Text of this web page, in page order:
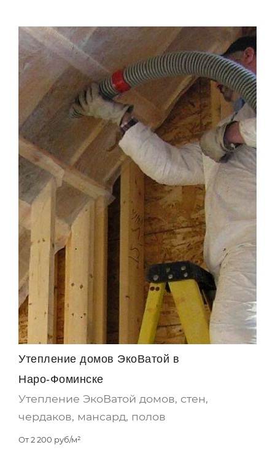
Утепление домов ЭкоВатой в
Наро-Фоминске
Утепление ЭкоВатой домов, стен,
чердаков, мансард, полов
От2 200 руб/м²